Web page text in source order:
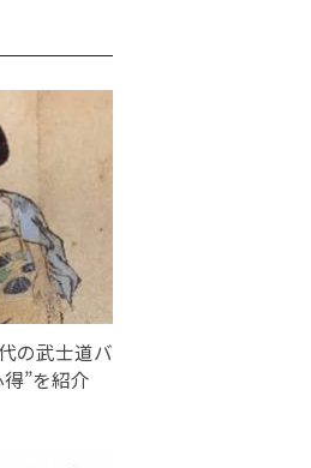
の武士道バ
”を紹介